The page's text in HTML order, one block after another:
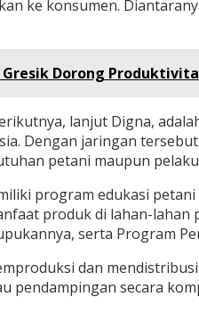
ke konsumen.
Dorong
lanjut Digna,
Dengan jaringan
petani maupun
program edukasi
produk di lahan-
serta Program
dan
pendampingan secara